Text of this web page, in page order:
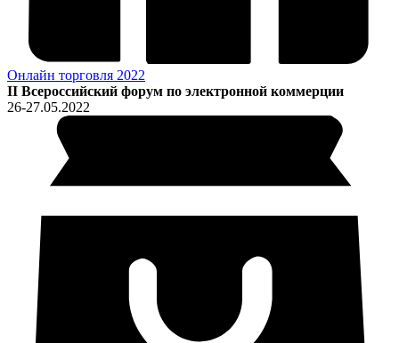
Онлайн торговля 2022
II Всероссийский форум по электронной коммерции
26-27.05.2022